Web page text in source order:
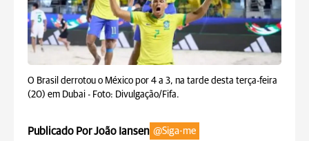
O Brasil derrotou o México por 4 a 3, na tarde desta terça-feira
(20) em Dubai - Foto: Divulgação/Fifa.
Publicado Por João Iansen @Siga-me